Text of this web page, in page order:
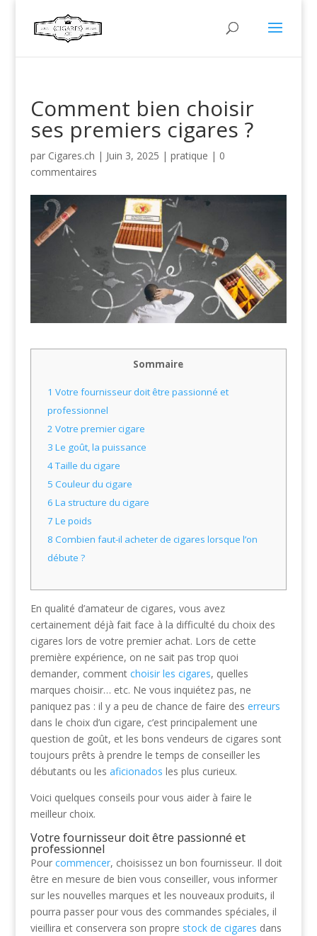
Comment bien choisir
ses premiers cigares ?
par Cigares.ch | Juin 3, 2025 | pratique | 0
commentaires
Sommaire
1 Votre fournisseur doit être passionné et
professionnel
2 Votre premier cigare
3 Le goût, la puissance
4Taille du cigare
5 Couleur du cigare
6 La structure du cigare
7 Le poids
8 Combien faut-il acheter de cigares lorsque l’on
débute ?
En qualité d’amateur de cigares, vous avez
certainement déjà fait face à la difficulté du choix des
cigares lors de votre premier achat. Lors de cette
première expérience, on ne sait pas trop quoi
demander, comment choisir les cigares, quelles
marques choisir… etc. Ne vous inquiétez pas, ne
paniquez pas : il y a peu de chance de faire des erreurs
dans le choix d’un cigare, c’est principalement une
question de goût, et les bons vendeurs de cigares sont
toujours prêts à prendre le temps de conseiller les
débutants ou les aficionados les plus curieux.
Voici quelques conseils pour vous aider à faire le
meilleur choix.
Votre fournisseur doit être passionné et
professionnel
Pour commencer, choisissez un bon fournisseur. Il doit
être en mesure de bien vous conseiller, vous informer
sur les nouvelles marques et les nouveaux produits, il
pourra passer pour vous des commandes spéciales, il
vieillira et conservera son propre stock de cigares dans